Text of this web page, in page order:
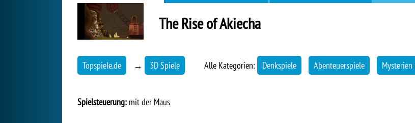
The Rise of Akiecha
Topspiele.de → 3D Spiele Alle Kategorien: Denkspiele Abenteuerspiele
Spielsteuerung: mit der Maus